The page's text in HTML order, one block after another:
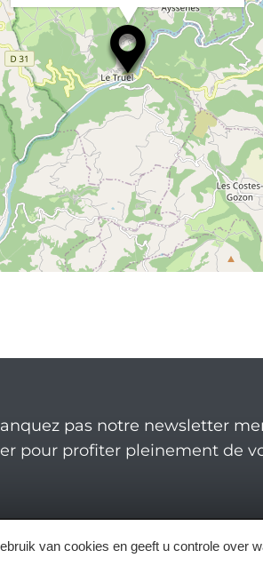
pas notre newsletter
pour profiter pleinement de
van cookies en geeft u controle over